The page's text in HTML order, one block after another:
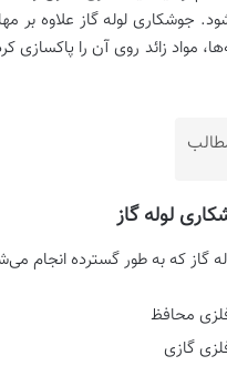
جوشکاری لوله گاز علاوه بر
مواد زائد روی آن را
لوله گاز
گاز که به طور گسترده انجام
محافظ
گازی